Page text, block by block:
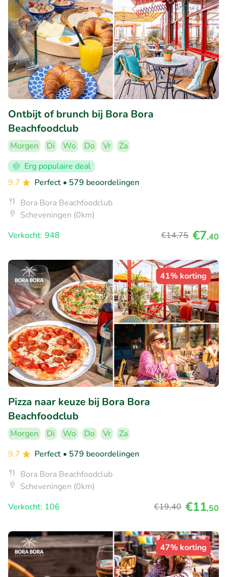
Ontbijt of brunch bij Bora Bora
Beachfoodclub
Morgen Di Wo Do Vr
Za
Erg populaire deal
9.7
Perfect • 579 beoordelingen
Bora Bora Beachfoodclub
Scheveningen (0km)
Verkocht: 948
€14,75 €7,40
41% korting
Pizza naar keuze bij Bora Bora
Beachfoodclub
Morgen Di Wo Do Vr
Za
9.7
Perfect • 579 beoordelingen
Bora Bora Beachfoodclub
Scheveningen (0km)
Verkocht: 106
€19,40 €11,50
47% korting